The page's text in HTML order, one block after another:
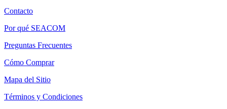
Contacto
Por qué SEACOM
Preguntas Frecuentes
Cómo Comprar
Mapa del Sitio
Términos y Condiciones